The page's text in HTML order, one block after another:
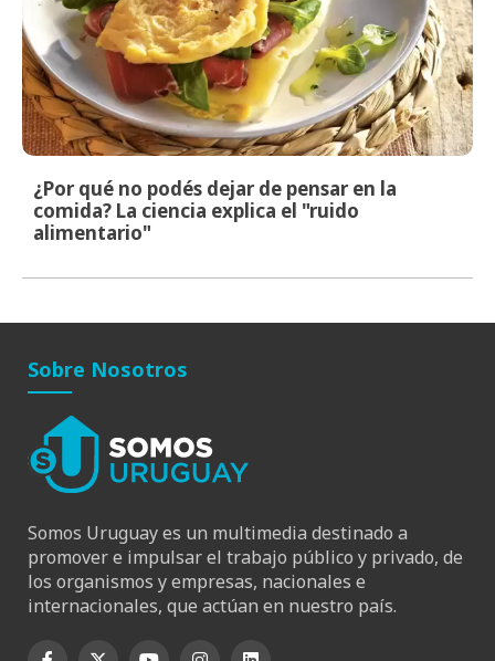
¿Por qué no podés dejar de pensar en la
comida? La ciencia explica el "ruido
alimentario"
Sobre Nosotros
Somos Uruguay es un multimedia destinado a
promover e impulsar el trabajo público y privado, de
los organismos y empresas, nacionales e
internacionales, que actúan en nuestro país.